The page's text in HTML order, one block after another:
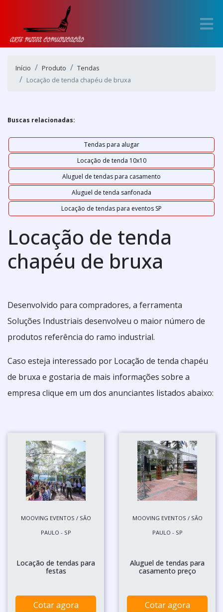
Início Produto
Tendas
Locação de tenda chapéu de bruxa
Buscas relacionadas:
Tendas para alugar
Locação de tenda 10x10
Aluguel de tendas para casamento
Aluguel de tenda sanfonada
Locação de tendas para eventos SP
Locação de tenda
chapéu de bruxa
Desenvolvido para compradores, a ferramenta
Soluções Industriais desenvolveu o maior número de
produtos referência do ramo industrial.
Caso esteja interessado por Locação de tenda chapéu
de bruxa e gostaria de mais informações sobre a
empresa clique em um dos anunciantes listados abaixo:
MOOVING EVENTOS / SÃO
PAULO - SP
Locação de tendas para
festas
Cotar agora
MOOVING EVENTOS / SÃO
PAULO - SP
Aluguel de tendas para
casamento preço
Cotar agora